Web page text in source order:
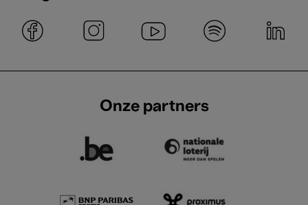
Onze partners